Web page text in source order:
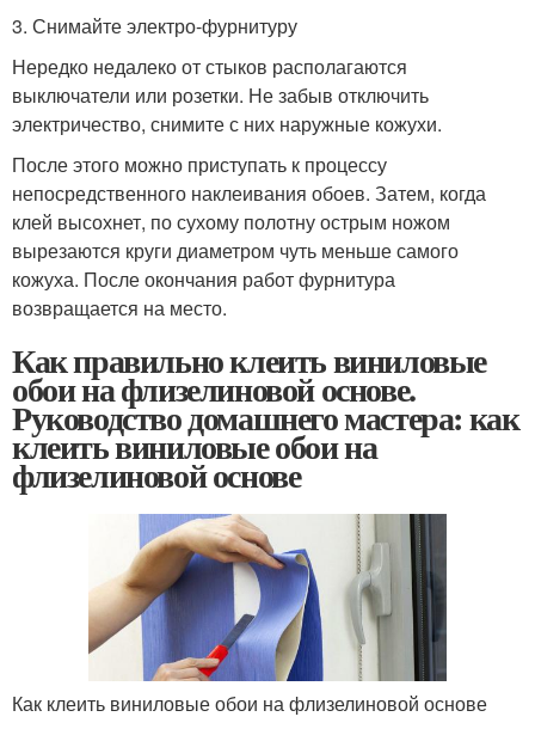
3. Снимайте электро-фурнитуру
Нередко недалеко от стыков располагаются
выключатели или розетки. Не забыв отключить
электричество, снимите с них наружные кожухи.
После этого можно приступать к процессу
непосредственного наклеивания обоев. Затем, когда
клей высохнет, по сухому полотну острым ножом
вырезаются круги диаметром чуть меньше самого
кожуха. После окончания работ фурнитура
возвращается на место.
Как правильно клеить виниловые
обои на флизелиновой основе.
Руководство домашнего мастера: как
клеить виниловые обои на
флизелиновой основе
Как клеить виниловые обои на флизелиновой основе